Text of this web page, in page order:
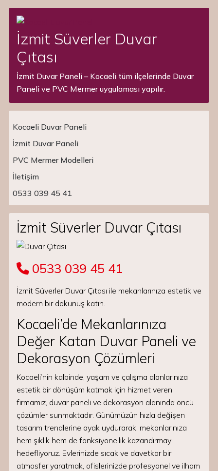
İzmit Süverler Duvar
Çıtası
İzmit Duvar Paneli – Kocaeli tüm ilçelerinde Duvar
Paneli ve PVC Mermer uygulaması yapılır.
Main Navigation
Kocaeli Duvar Paneli
İzmit Duvar Paneli
PVC Mermer Modelleri
İletişim
0533 039 45 41
İzmit Süverler Duvar Çıtası
0533 039 45 41
İzmit Süverler Duvar Çıtası ile mekanlarınıza estetik ve
modern bir dokunuş katın.
Kocaeli’de Mekanlarınıza
Değer Katan Duvar Paneli ve
Dekorasyon Çözümleri
Kocaeli’nin kalbinde, yaşam ve çalışma alanlarınıza
estetik bir dönüşüm katmak için hizmet veren
firmamız, duvar paneli ve dekorasyon alanında öncü
çözümler sunmaktadır. Günümüzün hızla değişen
tasarım trendlerine ayak uydurarak, mekanlarınıza
hem şıklık hem de fonksiyonellik kazandırmayı
hedefliyoruz. Evlerinizde sıcak ve davetkar bir
atmosfer yaratmak, ofislerinizde profesyonel ve ilham